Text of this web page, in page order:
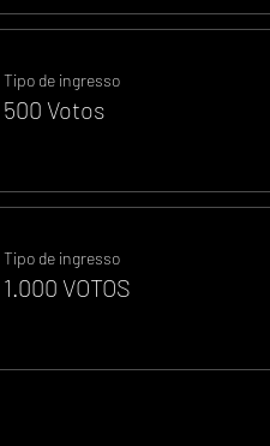
Tipo de ingresso
500 Votos
Tipo de ingresso
1.000 VOTOS